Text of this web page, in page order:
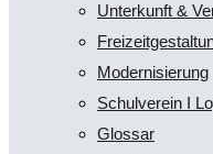
Unterkunft &
Modernisierung
Schulverein I
Glossar